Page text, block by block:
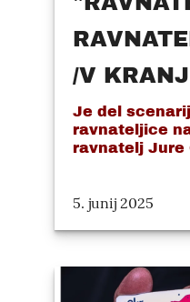
/V
Je del
ravnateljice
ravnatelj Jure
5. junij 2025